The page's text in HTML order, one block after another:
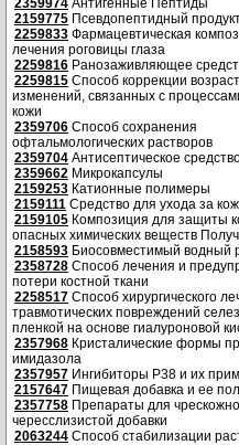
2359974 Антигенные Пептиды
2159775 Псевдопептидный
2259833 Фармацевтическая
лечения роговицы глаза
2259816 Ранозаживляющее
2259815 Способ коррекции
изменений, связанных с
кожи
2359706 Способ сохранения
офтальмологических растворов
2359704 Антисептическое
2359662 Микрокапсулы
2159253 Катионные полимеры
2159111 Средство для ухода за
2159105 Композиция для защиты
опасных химических веществ
2158593 Биосовместимый водный
2358728 Способ лечения и
потери костной ткани
2258517 Способ хирургического
травмотических повреждений
пленкой на основе гиалуроновой
2357968 Кристалические формы
имидазола
2357957 Ингибиторы P38 и их
2157647 Пищевая добавка и ее
2357758 Препараты для
чересслизистой добавки
2063244 Способ стабилизации